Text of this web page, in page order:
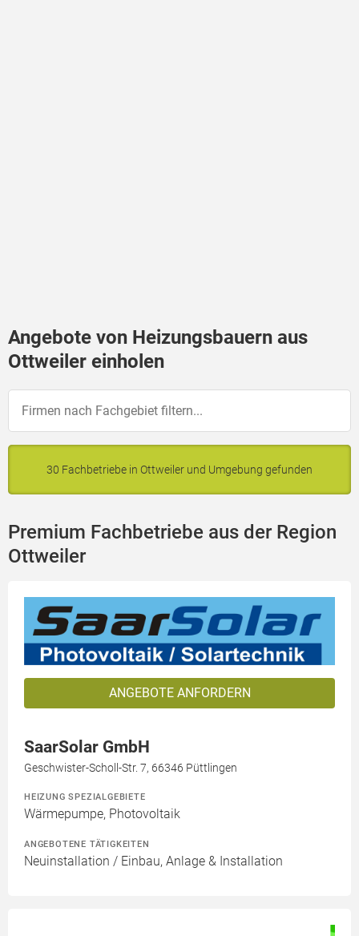
Angebote von Heizungsbauern aus
Ottweiler einholen
30 Fachbetriebe in Ottweiler und Umgebung gefunden
Premium Fachbetriebe aus der Region
Ottweiler
ANGEBOTE ANFORDERN
SaarSolar GmbH
Geschwister-Scholl-Str. 7, 66346 Püttlingen
HEIZUNG SPEZIALGEBIETE
Wärmepumpe, Photovoltaik
ANGEBOTENE TÄTIGKEITEN
Neuinstallation / Einbau, Anlage & Installation